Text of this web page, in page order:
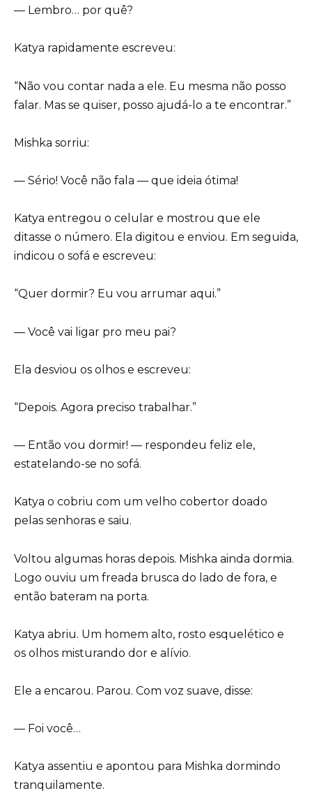
— Lembro… por quê?
Katya rapidamente escreveu:
“Não vou contar nada a ele. Eu mesma não posso
falar. Mas se quiser, posso ajudá-lo a te encontrar.”
Mishka sorriu:
— Sério! Você não fala — que ideia ótima!
Katya entregou o celular e mostrou que ele
ditasse o número. Ela digitou e enviou. Em seguida,
indicou o sofá e escreveu:
“Quer dormir? Eu vou arrumar aqui.”
— Você vai ligar pro meu pai?
Ela desviou os olhos e escreveu:
“Depois. Agora preciso trabalhar.”
— Então vou dormir! — respondeu feliz ele,
estatelando-se no sofá.
Katya o cobriu com um velho cobertor doado
pelas senhoras e saiu.
Voltou algumas horas depois. Mishka ainda dormia.
Logo ouviu um freada brusca do lado de fora, e
então bateram na porta.
Katya abriu. Um homem alto, rosto esquelético e
os olhos misturando dor e alívio.
Ele a encarou. Parou. Com voz suave, disse:
— Foi você…
Katya assentiu e apontou para Mishka dormindo
tranquilamente.